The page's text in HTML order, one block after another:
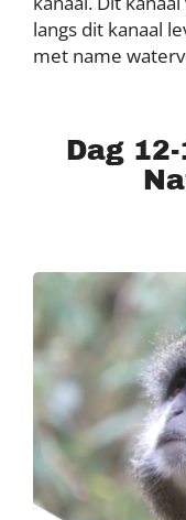
langs dit kanaal
met name
Dag